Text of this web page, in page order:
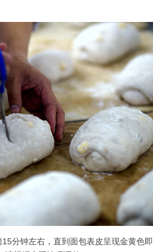
分钟左右，直到面包表皮呈现金黄色即